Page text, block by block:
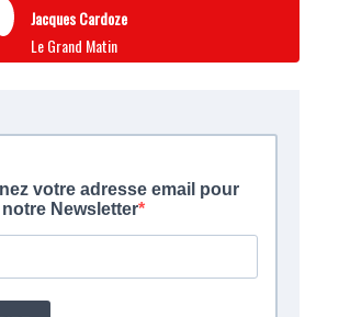
Jacques Cardoze
Le Grand Matin